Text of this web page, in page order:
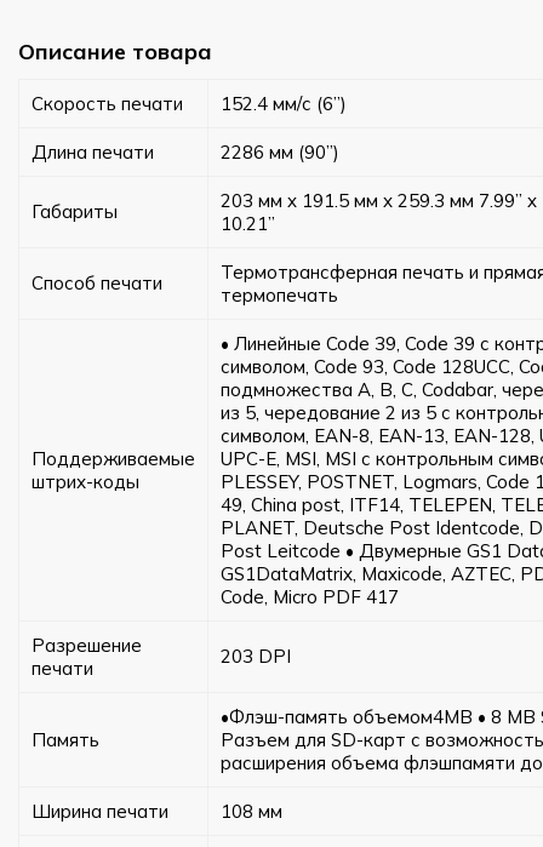
Описание товара
Скорость печати 152.4 мм/с (6”)
Длина печати 2286 мм (90”)
Габариты
203 мм x 191.5 мм x 259.3 мм 7.99” x
10.21”
Способ печати
Термотрансферная печать и
термопечать
Поддерживаемые
штрих-коды
• Линейные Code 39, Code 39 с
символом, Code 93, Code 128UCC,
подмножества A, B, C, Codabar,
из 5, чередование 2 из 5 с
символом, EAN-8, EAN-13, EAN-128,
UPC-E, MSI, MSI с контрольным
PLESSEY, POSTNET, Logmars, Code
49, China post, ITF14, TELEPEN,
PLANET, Deutsche Post Identcode,
Post Leitcode • Двумерные GS1
GS1DataMatrix, Maxicode, AZTEC,
Code, Micro PDF 417
Разрешение
печати
203 DPI
Память
•Флэш-память объемом4MB • 8 MB
Разъем для SD-карт с
расширения объема флэшпамяти
Ширина печати 108 мм